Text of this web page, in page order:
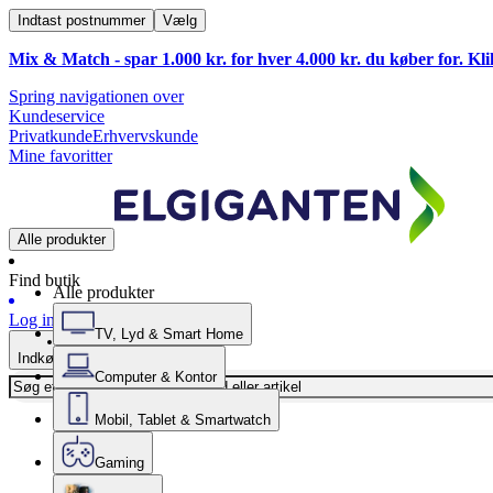
Indtast postnummer Vælg
Mix & Match - spar 1.000 kr. for hver 4.000 kr. du køber for.
Spring navigationen over
Kundeservice
PrivatkundeErhvervskunde
Mine favoritter
Alle produkter
Find butik
Log ind
Indkøbskurv
Alle produkter
TV, Lyd & Smart Home
Computer & Kontor
Mobil, Tablet & Smartwatch
Gaming